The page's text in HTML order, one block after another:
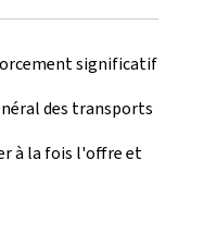
significatif
des transports
à la fois l'offre et